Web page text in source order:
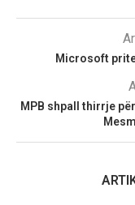
Microsoft
MPB shpall thirrje